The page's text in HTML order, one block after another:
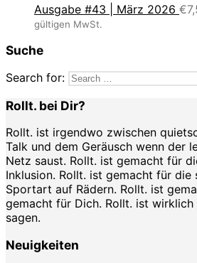
Ausgabe #43 | März 2026 €
gültigen MwSt.
Suche
Search for:
Rollt. bei Dir?
Rollt. ist irgendwo zwischen
Talk und dem Geräusch wenn der
Netz saust. Rollt. ist gemacht für
Inklusion. Rollt. ist gemacht für die
Sportart auf Rädern. Rollt. ist
gemacht für Dich. Rollt. ist
sagen.
Neuigkeiten